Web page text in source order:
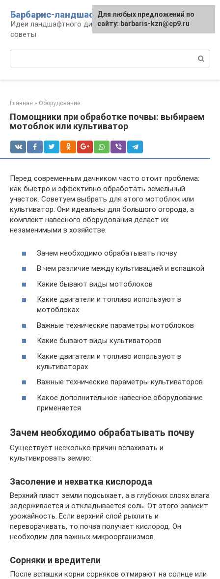
контенту
Барбарис-ландшафт
Идеи ландшафтного дизайна, правила и
советы
Главная » Оборудование
Помощники при обработке почвы: выбираем
мотоблок или культиватор
Перед современным дачником часто стоит проблема:
как быстро и эффективно обработать земельный
участок. Советуем выбрать для этого мотоблок или
культиватор. Они идеальны для большого огорода, а
комплект навесного оборудования делает их
незаменимыми в хозяйстве.
Зачем необходимо обрабатывать почву
В чем различие между культивацией и вспашкой
Какие бывают виды мотоблоков
Какие двигатели и топливо используют в
мотоблоках
Важные технические параметры мотоблоков
Какие бывают виды культиваторов
Какие двигатели и топливо используют в
культиваторах
Важные технические параметры культиваторов
Какое дополнительное навесное оборудование
применяется
Зачем необходимо обрабатывать почву
Существует несколько причин вспахивать и
культивировать землю:
Засоление и нехватка кислорода
Верхний пласт земли подсыхает, а в глубоких слоях влага
задерживается и откладывается соль. От этого зависит
урожайность. Если верхний слой рыхлить и
переворачивать, то почва получает кислород. Он
необходим для важных микроорганизмов.
Сорняки и вредители
После вспашки корни сорняков отмирают на солнце или
Для любых предложений по
сайту: barbaris-kzn@cp9.ru